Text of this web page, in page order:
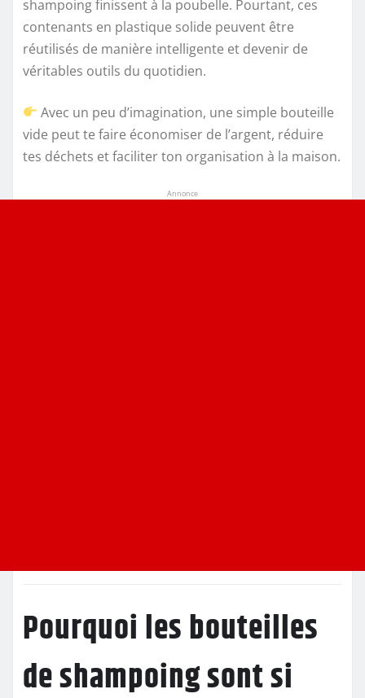
shampoing finissent à la poubelle. Pourtant, ces
contenants en plastique solide peuvent être
réutilisés de manière intelligente et devenir de
véritables outils du quotidien.
Avec un peu d’imagination, une simple bouteille
vide peut te faire économiser de l’argent, réduire
tes déchets et faciliter ton organisation à la maison.
Annonce
Pourquoi les bouteilles
de shampoing sont si